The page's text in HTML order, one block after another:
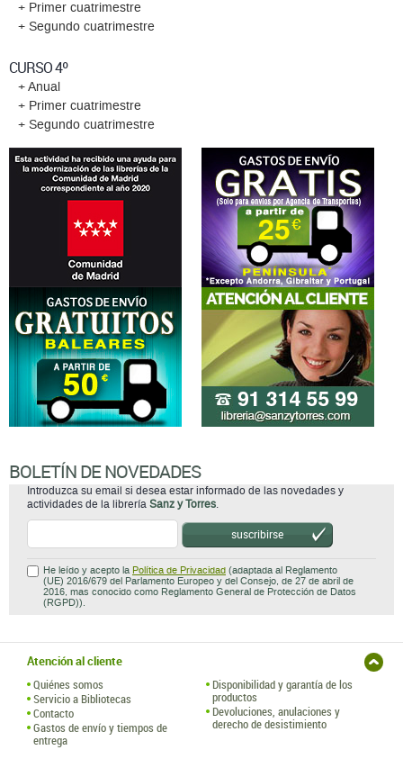
+ Primer cuatrimestre
+ Segundo cuatrimestre
CURSO 4º
+ Anual
+ Primer cuatrimestre
+ Segundo cuatrimestre
BOLETÍN DE NOVEDADES
Introduzca su email si desea estar informado de las novedades y
actividades de la librería Sanz y Torres.
suscribirse
He leído y acepto la Política de Privacidad (adaptada al Reglamento
(UE) 2016/679 del Parlamento Europeo y del Consejo, de 27 de abril de
2016, mas conocido como Reglamento General de Protección de Datos
(RGPD)).
Atención al cliente
Quiénes somos
Servicio a Bibliotecas
Contacto
Gastos de envío y tiempos de
entrega
Disponibilidad y garantía de los
productos
Devoluciones, anulaciones y
derecho de desistimiento